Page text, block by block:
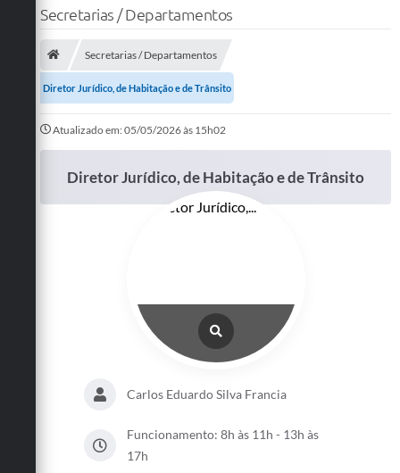
Secretarias / Departamentos
Secretarias / Departamentos
Diretor Jurídico, de Habitação e de Trânsito
Atualizado em: 05/05/2026 às 15h02
Diretor Jurídico, de Habitação e de Trânsito
Carlos Eduardo Silva Francia
Funcionamento: 8h às 11h - 13h às
17h